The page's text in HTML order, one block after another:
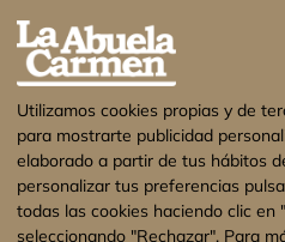
Utilizamos cookies propias y de
para mostrarte publicidad
elaborado a partir de tus hábitos
personalizar tus preferencias
todas las cookies haciendo clic en
seleccionando "Rechazar". Para